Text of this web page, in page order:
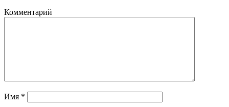
Комментарий
Имя *